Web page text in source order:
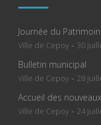
Journée du
Ville de Cepoy - 30
Bulletin municipal
Ville de Cepoy - 28
Accueil des
Ville de Cepoy - 24